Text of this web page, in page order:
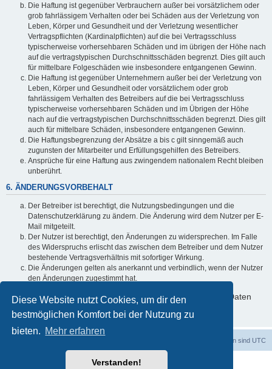
Diese Website nutzt Cookies, um dir den
bestmöglichen Komfort bei der Nutzung zu
bieten. Mehr erfahren
Verstanden!
Die Haftung ist gegenüber Verbrauchern außer bei vorsätzlichem oder
grob fahrlässigem Verhalten oder bei Schäden aus der Verletzung von
Leben, Körper und Gesundheit und der Verletzung wesentlicher
Vertragspflichten (Kardinalpflichten) auf die bei Vertragsschluss
typischerweise vorhersehbaren Schäden und im übrigen der Höhe nach
auf die vertragstypischen Durchschnittsschäden begrenzt. Dies gilt auch
für mittelbare Folgeschäden wie insbesondere entgangenen Gewinn.
Die Haftung ist gegenüber Unternehmern außer bei der Verletzung von
Leben, Körper und Gesundheit oder vorsätzlichem oder grob
fahrlässigem Verhalten des Betreibers auf die bei Vertragsschluss
typischerweise vorhersehbaren Schäden und im Übrigen der Höhe
nach auf die vertragstypischen Durchschnittsschäden begrenzt. Dies gilt
auch für mittelbare Schäden, insbesondere entgangenen Gewinn.
Die Haftungsbegrenzung der Absätze a bis c gilt sinngemäß auch
zugunsten der Mitarbeiter und Erfüllungsgehilfen des Betreibers.
Ansprüche für eine Haftung aus zwingendem nationalem Recht bleiben
unberührt.
6. ÄNDERUNGSVORBEHALT
Der Betreiber ist berechtigt, die Nutzungsbedingungen und die
Datenschutzerklärung zu ändern. Die Änderung wird dem Nutzer per E-
Mail mitgeteilt.
Der Nutzer ist berechtigt, den Änderungen zu widersprechen. Im Falle
des Widerspruchs erlischt das zwischen dem Betreiber und dem Nutzer
bestehende Vertragsverhältnis mit sofortiger Wirkung.
Die Änderungen gelten als anerkannt und verbindlich, wenn der Nutzer
den Änderungen zugestimmt hat.
Informationen über den Umgang mit deinen persönlichen Daten
sind in der Datenschutzerklärung enthalten.
Alle Zeiten sind UTC
Powered byphpBB® Forum Software © phpBB Limited